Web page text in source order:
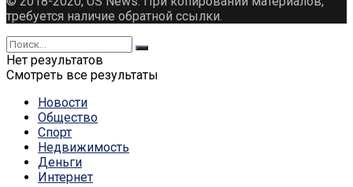
требуется наличие обратной ссылки.
Нет результатов
Смотреть все результаты
Новости
Общество
Спорт
Недвижимость
Деньги
Интернет